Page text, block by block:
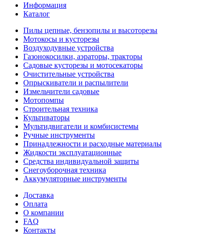
Информация
Каталог
Пилы цепные, бензопилы и высоторезы
Мотокосы и кусторезы
Воздуходувные устройства
Газонокосилки, аэраторы, тракторы
Садовые кусторезы и мотосекаторы
Очистительные устройства
Опрыскиватели и распылители
Измельчители садовые
Мотопомпы
Строительная техника
Культиваторы
Мультидвигатели и комбисистемы
Ручные инструменты
Принадлежности и расходные материалы
Жидкости эксплуатационные
Средства индивидуальной защиты
Снегоуборочная техника
Аккумуляторные инструменты
Доставка
Оплата
О компании
FAQ
Контакты